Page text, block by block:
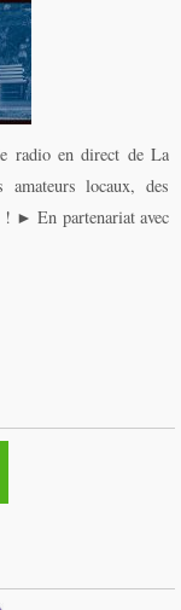
radio en direct de La
locaux, des
! ► En partenariat avec